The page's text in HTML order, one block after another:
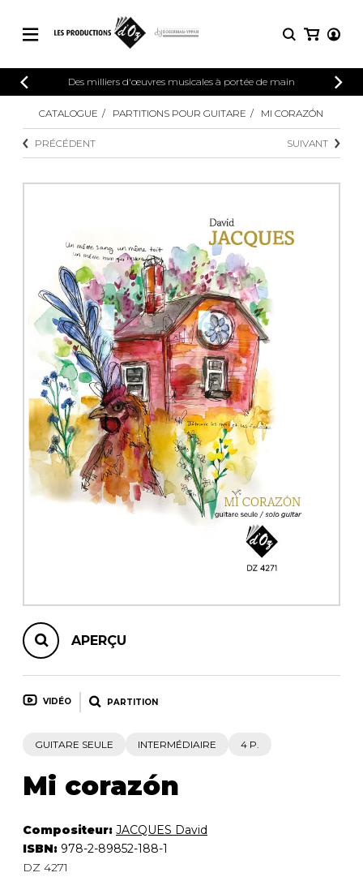
CATALOGUE
Explorez notre catalogue de partitions
riche en œuvres originales et en
arrangements de qualité.
PARTITIONS POUR AUTRES
INSTRUMENTS
PARTITIONS POUR ENSEMBLES
AUTRES PRODUITS
CONNEXION
INSCRIPTION
Des milliers d'œuvres musicales à portée de main
PARTITIONS
Méthodes
4 guitares
5 guitares et plus
Ensemble de
Orchestre de guitares
Concerto pour
Guitare et un autre
Musique de
CATALOGUE PARTITIONS POUR GUITARE MI CORAZÓN
PRÉCÉDENT SUIVANT
APERÇU
VIDÉO PARTITION
GUITARE SEULE INTERMÉDIAIRE 4 P.
Mi corazón
Compositeur: JACQUES David
ISBN: 978-2-89852-188-1
DZ 4271